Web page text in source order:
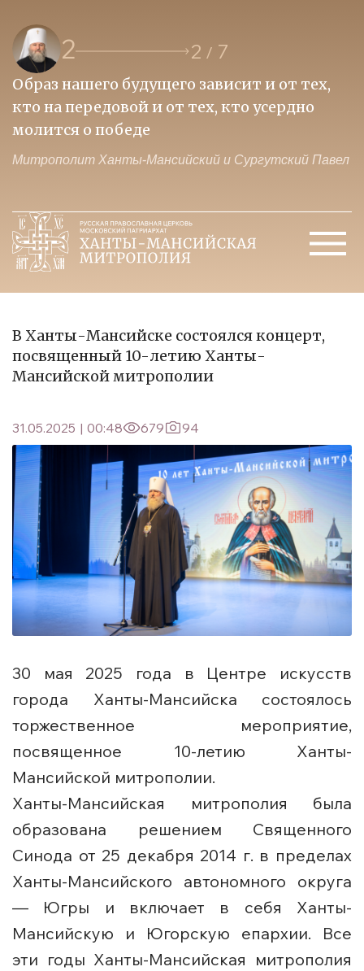
3 3 / 7
Приоритет духовных ценностей над
идеологией потребления - залог
ценностей традиционных
Митрополит Ханты-Мансийский и Сургутский Павел
В Ханты-Мансийске состоялся концерт,
посвященный 10-летию Ханты-
Мансийской митрополии
31.05.2025 | 00:48 679 94
30 мая 2025 года в Центре искусств
города Ханты-Мансийска состоялось
торжественное мероприятие,
посвященное 10-летию Ханты-
Мансийской митрополии.
Ханты-Мансийская митрополия была
образована решением Священного
Синода от 25 декабря 2014 г. в пределах
Ханты-Мансийского автономного округа
— Югры и включает в себя Ханты-
Мансийскую и Югорскую епархии. Все
эти годы Ханты-Мансийская митрополия